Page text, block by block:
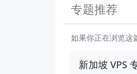
专题推荐
如果你正在浏览这
新加坡 VPS